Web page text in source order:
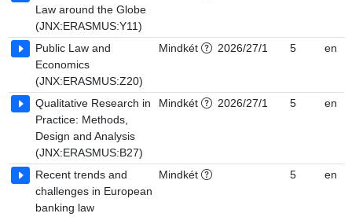
Law around the Globe
(JNX:ERASMUS:Y11)
Public Law and
Economics
(JNX:ERASMUS:Z20)
Mindkét 2026/27/1 5 en
Qualitative Research in
Practice: Methods,
Design and Analysis
(JNX:ERASMUS:B27)
Mindkét 2026/27/1 5 en
Recent trends and
challenges in European
banking law
Mindkét 5 en